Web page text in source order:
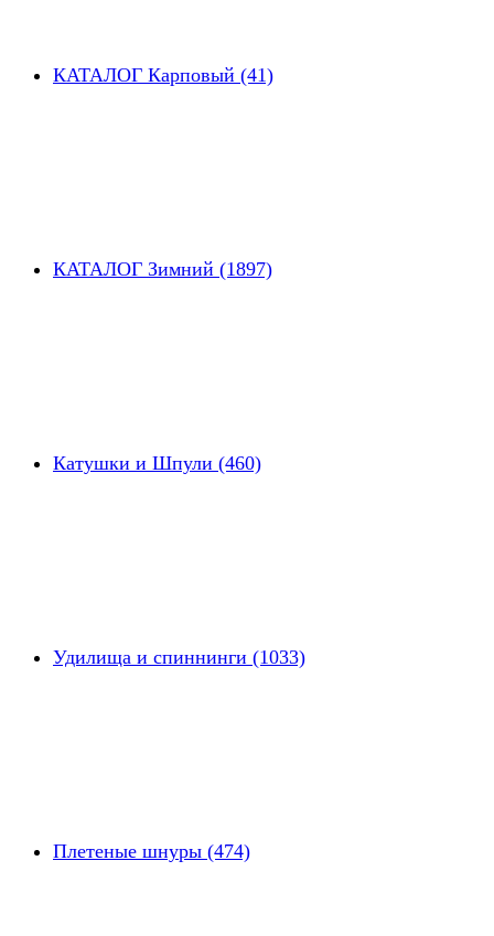
КАТАЛОГ Карповый (41)
КАТАЛОГ Зимний (1897)
Катушки и Шпули (460)
Удилища и спиннинги (1033)
Плетеные шнуры (474)